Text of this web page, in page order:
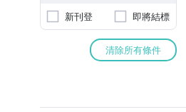
新刊登 即將結標
清除所有條件